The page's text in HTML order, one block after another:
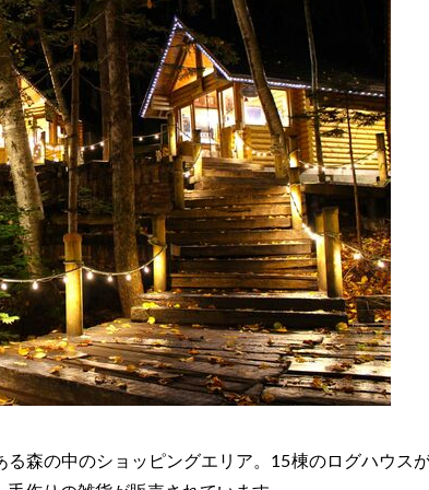
る森の中のショッピングエリア。15棟のログハウスが